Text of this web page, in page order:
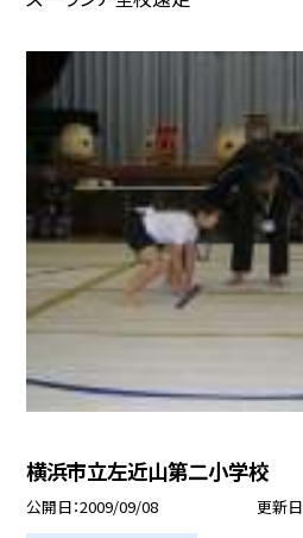
横浜市立左近山第二小学校
公開日 2009/09/08 更新日